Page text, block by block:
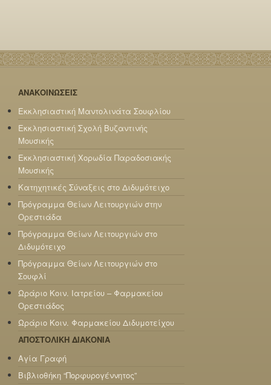
ΑΝΑΚΟΙΝΩΣΕΙΣ
Εκκλησιαστική Μαντολινάτα Σουφλίου
Εκκλησιαστική Σχολή Βυζαντινής
Μουσικής
Εκκλησιαστική Χορωδία Παραδοσιακής
Μουσικής
Κατηχητικές Σύναξεις στο Διδυμότειχο
Πρόγραμμα Θείων Λειτουργιών στην
Ορεστιάδα
Πρόγραμμα Θείων Λειτουργιών στο
Διδυμότειχο
Πρόγραμμα Θείων Λειτουργιών στο
Σουφλί
Ωράριο Κοιν. Ιατρείου – Φαρμακείου
Ορεστιάδος
Ωράριο Κοιν. Φαρμακείου Διδυμοτείχου
ΑΠΟΣΤΟΛΙΚΗ ΔΙΑΚΟΝΙΑ
Αγία Γραφή
Βιβλιοθήκη “Πορφυρογέννητος”